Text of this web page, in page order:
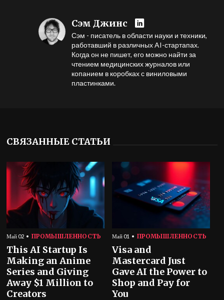
Сэм Джинс
Сэм - писатель в области науки и техники,
работавший в различных AI-стартапах.
Когда он не пишет, его можно найти за
чтением медицинских журналов или
копанием в коробках с виниловыми
пластинками.
СВЯЗАННЫЕ СТАТЬИ
Май 02 ПРОМЫШЛЕННОСТЬ
This AI Startup Is
Making an Anime
Series and Giving
Away $1 Million to
Creators
Май 01 ПРОМЫШЛЕННОСТЬ
Visa and
Mastercard Just
Gave AI the Power to
Shop and Pay for
You